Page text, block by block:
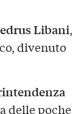
Libani,
divenuto
delle poche